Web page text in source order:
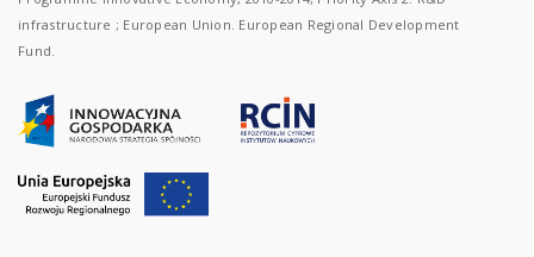
infrastructure ; European Union. European Regional Development
Fund.